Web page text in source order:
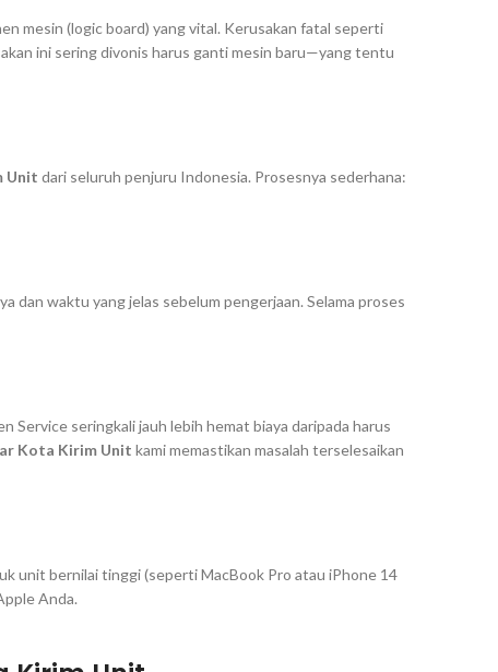
mesin (logic board) yang vital. Kerusakan fatal seperti
ini sering divonis harus ganti mesin baru—yang tentu
Unit dari seluruh penjuru Indonesia. Prosesnya sederhana:
dan waktu yang jelas sebelum pengerjaan. Selama proses
seringkali jauh lebih hemat biaya daripada harus
Kota Kirim Unit kami memastikan masalah terselesaikan
unit bernilai tinggi (seperti MacBook Pro atau iPhone 14
Anda.